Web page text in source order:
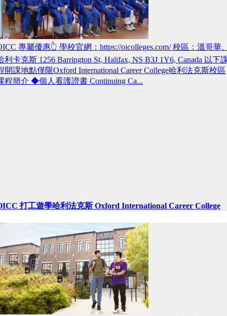
專屬優惠👆 學校官網：https://oicolleges.com/ 校區：溫哥華
利卡克斯 1256 Barrington St, Halifax, NS B3J 1Y6, Canada 以下
開課地點僅限Oxford International Career College哈利法克斯校區
程簡介 ◆個人看護證書 Continuing Ca...
打工遊學哈利法克斯 Oxford International Career College